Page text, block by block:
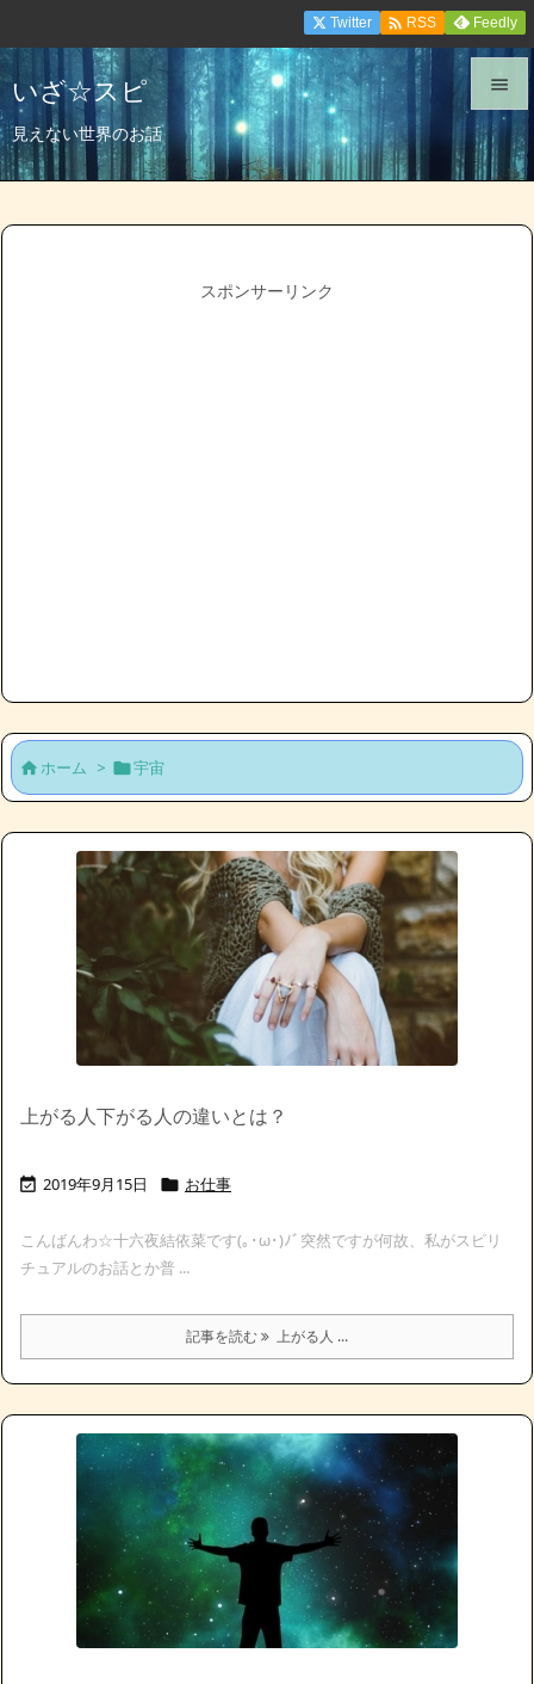
いざ☆スピ
見えない世界のお話


メニュ
サイド
Twitter  RSS Feedly
スポンサーリンク
ホーム > 宇宙
上がる人下がる人の違いとは？
 2019年9月15日  お仕事
こんばんわ☆十六夜結依菜です(｡･ω･)ﾉﾞ突然ですが何故、私がスピリ
チュアルのお話とか普 ...
記事を読む 上がる人 ...